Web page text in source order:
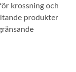
krossning och
produkter